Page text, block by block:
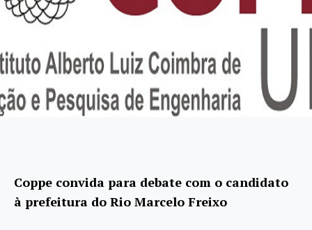
Coppe convida para debate com o candidato
à prefeitura do Rio Marcelo Freixo